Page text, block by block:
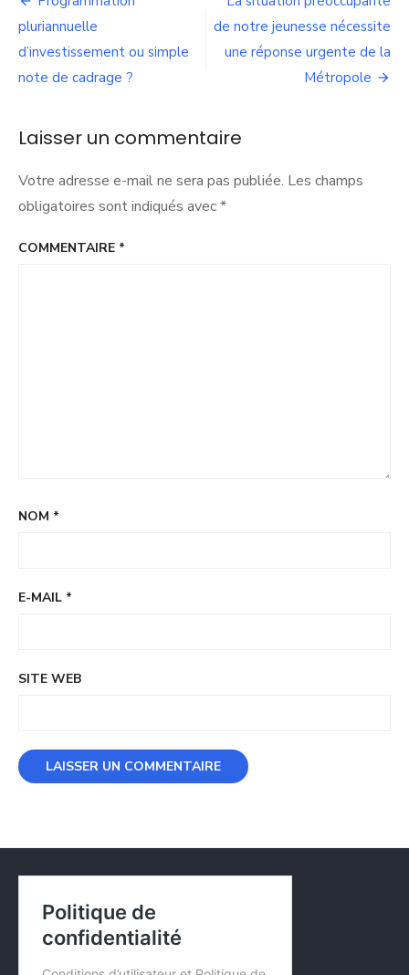
La
outil
bonne
santé
»
de
l’article
pluriannuelle
d’investissement ou simple
note de cadrage ?
de notre jeunesse nécessite
une réponse urgente de la
Métropole
Laisser un commentaire
Votre adresse e-mail ne sera pas publiée. Les champs
obligatoires sont indiqués avec*
COMMENTAIRE *
NOM *
E-MAIL *
SITE WEB